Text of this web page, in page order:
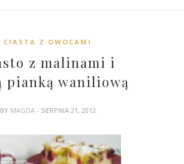
CIASTA Z OWOCAMI
z malinami i
pianką waniliową
BY MAGDA - SIERPNIA 21, 2012